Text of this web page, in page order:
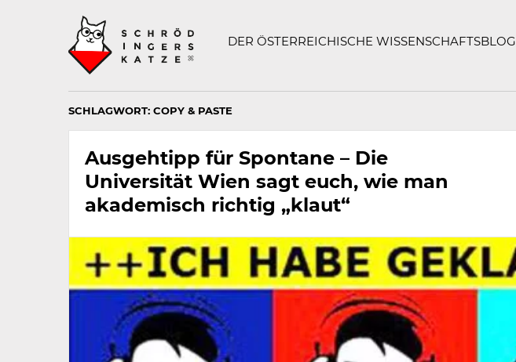
DER ÖSTERREICHISCHE WISSENSCHAFTSBLOG
SCHLAGWORT: COPY & PASTE
Ausgehtipp für Spontane – Die
Universität Wien sagt euch, wie man
akademisch richtig „klaut“